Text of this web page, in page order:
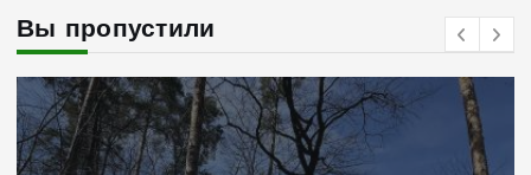
Вы пропустили